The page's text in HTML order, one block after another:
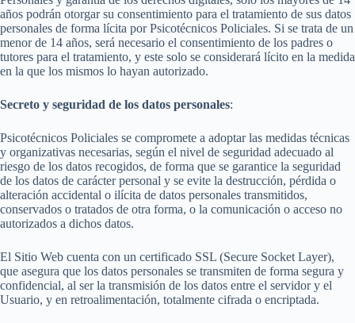
años podrán otorgar su consentimiento para el tratamiento de sus datos
personales de forma lícita por Psicotécnicos Policiales. Si se trata de un
menor de 14 años, será necesario el consentimiento de los padres o
tutores para el tratamiento, y este solo se considerará lícito en la medida
en la que los mismos lo hayan autorizado.
Secreto y seguridad de los datos personales:
Psicotécnicos Policiales se compromete a adoptar las medidas técnicas
y organizativas necesarias, según el nivel de seguridad adecuado al
riesgo de los datos recogidos, de forma que se garantice la seguridad
de los datos de carácter personal y se evite la destrucción, pérdida o
alteración accidental o ilícita de datos personales transmitidos,
conservados o tratados de otra forma, o la comunicación o acceso no
autorizados a dichos datos.
El Sitio Web cuenta con un certificado SSL (Secure Socket Layer),
que asegura que los datos personales se transmiten de forma segura y
confidencial, al ser la transmisión de los datos entre el servidor y el
Usuario, y en retroalimentación, totalmente cifrada o encriptada.